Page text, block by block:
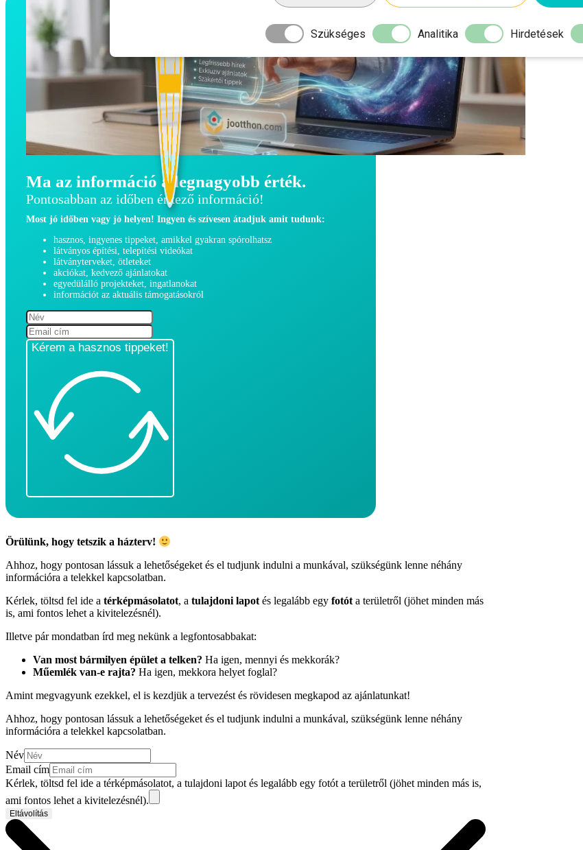
Ma az információ a legnagyobb érték.
Pontosabban az időben érkező információ!
Most jó időben vagy jó helyen! Ingyen és szívesen átadjuk amit tudunk:
hasznos, ingyenes tippeket, amikkel gyakran spórolhatsz
látványos építési, telepítési videókat
látványterveket, ötleteket
akciókat, kedvező ajánlatokat
egyedülálló projekteket, ingatlanokat
információt az aktuális támogatásokról
Kérem a hasznos tippeket!
Örülünk, hogy tetszik a házterv!
Ahhoz, hogy pontosan lássuk a lehetőségeket és el tudjunk indulni a munkával, szükségünk lenne néhány
információra a telekkel kapcsolatban.
Kérlek, töltsd fel ide a térképmásolatot, a tulajdoni lapot és legalább egy fotót a területről (jöhet minden más
is, ami fontos lehet a kivitelezésnél).
Illetve pár mondatban írd meg nekünk a legfontosabbakat:
Van most bármilyen épület a telken? Ha igen, mennyi és mekkorák?
Műemlék van-e rajta? Ha igen, mekkora helyet foglal?
Amint megvagyunk ezekkel, el is kezdjük a tervezést és rövidesen megkapod az ajánlatunkat!
Ahhoz, hogy pontosan lássuk a lehetőségeket és el tudjunk indulni a munkával, szükségünk lenne néhány
információra a telekkel kapcsolatban.
Név
Email cím
Kérlek, töltsd fel ide a térképmásolatot, a tulajdoni lapot és legalább egy fotót a területről (jöhet minden más is,
ami fontos lehet a kivitelezésnél).
Eltávolítás
Szükséges Analitika Hirdetések